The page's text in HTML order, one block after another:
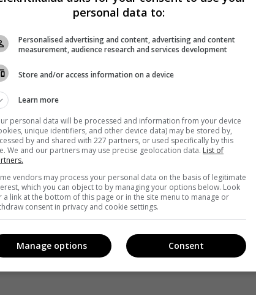
personal data to:
Personalised advertising and content, advertising and content
measurement, audience research and services development
Store and/or access information on a device
Learn more
personal data will be processed and information from your device
unique identifiers, and other device data) may be stored by,
by and shared with 227 partners, or used specifically by this
We and our partners may use precise geolocation data. List of
vendors may process your personal data on the basis of legitimate
which you can object to by managing your options below. Look
a link at the bottom of this page or in the site menu to manage or
consent in privacy and cookie settings.
Consent
Manage options